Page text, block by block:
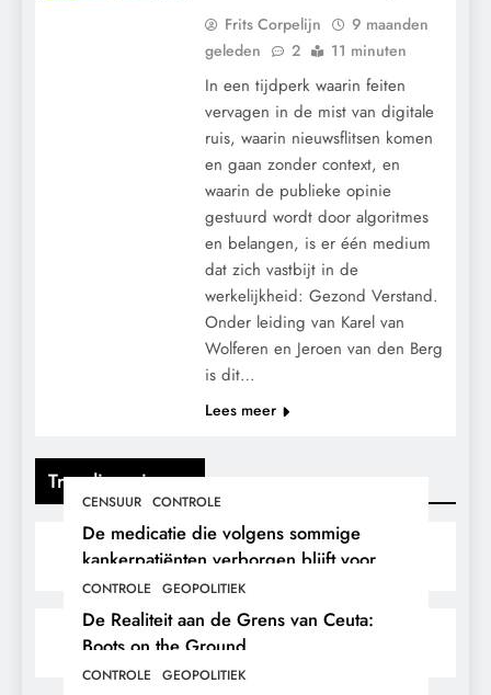
Trending nieuws
CENSUUR CONTROLE
De medicatie die volgens sommige
kankerpatiënten verborgen blijft voor
hun eigen arts.
CONTROLE GEOPOLITIEK
De Realiteit aan de Grens van Ceuta:
Boots on the Ground.
CONTROLE GEOPOLITIEK
Frits Corpelijn
9 maanden
geleden
2 11 minuten
In een tijdperk waarin feiten
vervagen in de mist van digitale
ruis, waarin nieuwsflitsen komen
en gaan zonder context, en
waarin de publieke opinie
gestuurd wordt door algoritmes
en belangen, is er één medium
dat zich vastbijt in de
werkelijkheid: Gezond Verstand.
Onder leiding van Karel van
Wolferen en Jeroen van den Berg
is dit…
Lees meer